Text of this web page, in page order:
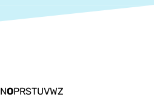
NOPRSTUVWZ